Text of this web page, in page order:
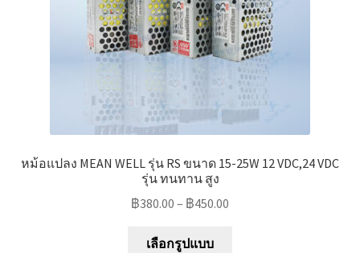
the
product
page
หม้อแปลง MEAN WELL รุ่น RS ขนาด 15-25W 12 VDC,24 VDC
รุ่น ทนทาน สูง
฿380.00 – ฿450.00
เลือกรูปแบบ